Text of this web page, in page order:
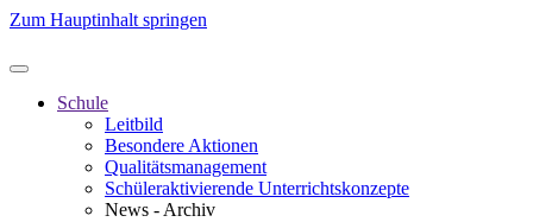
Zum Hauptinhalt springen
Schule
Leitbild
Besondere Aktionen
Qualitätsmanagement
Schüleraktivierende Unterrichtskonzepte
News - Archiv